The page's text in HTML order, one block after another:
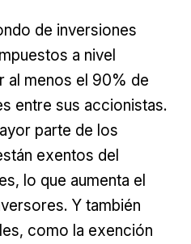
de inversiones
a nivel
al menos el 90% de
entre sus accionistas.
parte de los
exentos del
lo que aumenta el
Y también
como la exención